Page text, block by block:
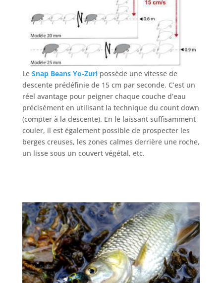
Le Snap Beans Yo-Zuri possède une vitesse de
descente prédéfinie de 15 cm par seconde. C’est un
réel avantage pour peigner chaque couche d’eau
précisément en utilisant la technique du count down
(compter à la descente). En le laissant suffisamment
couler, il est également possible de prospecter les
berges creuses, les zones calmes derrière une roche,
un lisse sous un couvert végétal, etc.